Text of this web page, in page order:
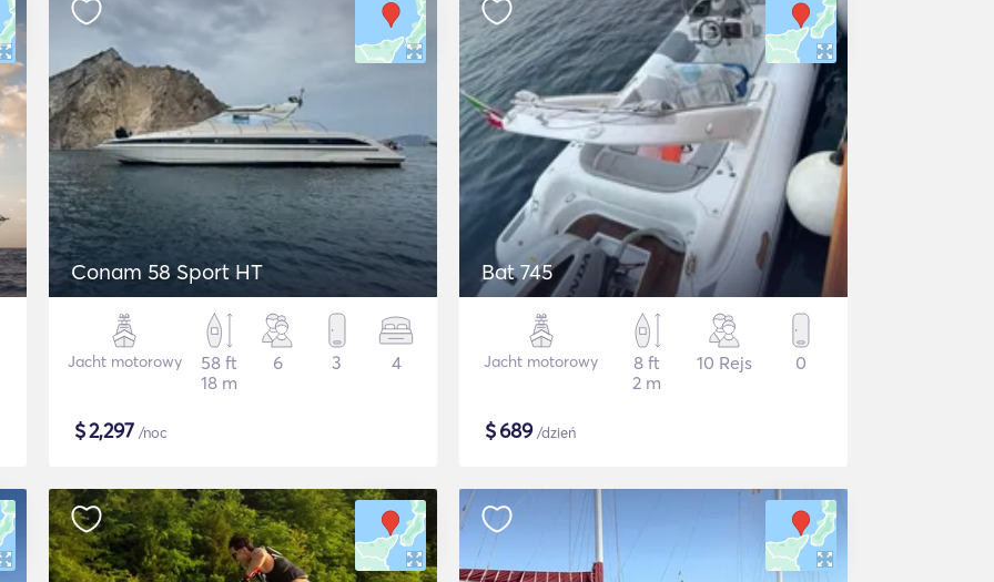
Conam 58 Sport HT
Jacht motorowy
58 ft
18 m
6 3 4
$2,297 /noc
Bat 745
Jacht motorowy
8 ft
2 m
10 Rejs 0
$689/dzień